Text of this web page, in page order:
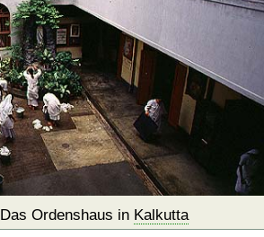
Das Ordenshaus in Kalkutta